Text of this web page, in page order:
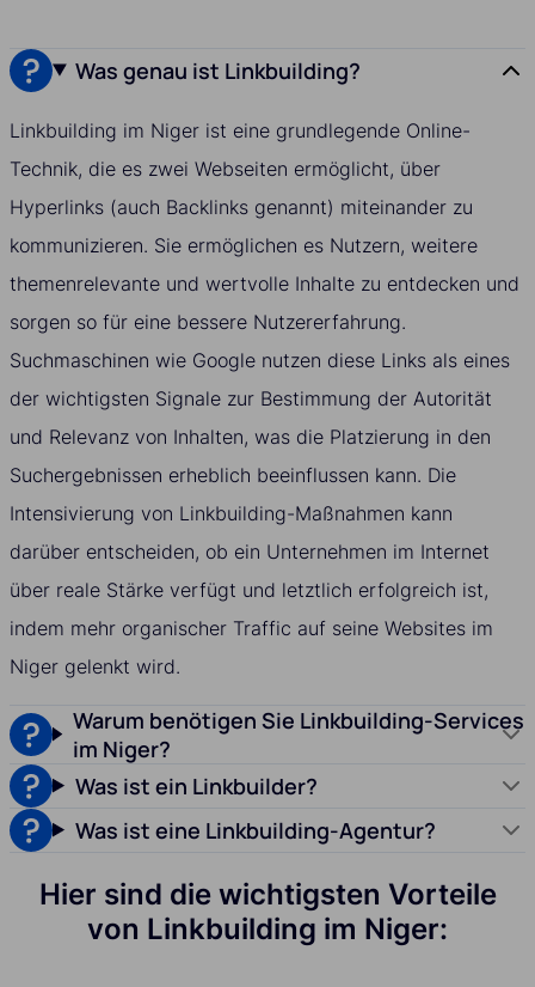
Was genau ist Linkbuilding?
Linkbuilding im Niger ist eine grundlegende Online-
Technik, die es zwei Webseiten ermöglicht, über
Hyperlinks (auch Backlinks genannt) miteinander zu
kommunizieren. Sie ermöglichen es Nutzern, weitere
themenrelevante und wertvolle Inhalte zu entdecken und
sorgen so für eine bessere Nutzererfahrung.
Suchmaschinen wie Google nutzen diese Links als eines
der wichtigsten Signale zur Bestimmung der Autorität
und Relevanz von Inhalten, was die Platzierung in den
Suchergebnissen erheblich beeinflussen kann. Die
Intensivierung von Linkbuilding-Maßnahmen kann
darüber entscheiden, ob ein Unternehmen im Internet
über reale Stärke verfügt und letztlich erfolgreich ist,
indem mehr organischer Traffic auf seine Websites im
Niger gelenkt wird.
Warum benötigen Sie Linkbuilding-Services
im Niger?
Was ist ein Linkbuilder?
Was ist eine Linkbuilding-Agentur?
Hier sind die wichtigsten Vorteile
von Linkbuilding im Niger: